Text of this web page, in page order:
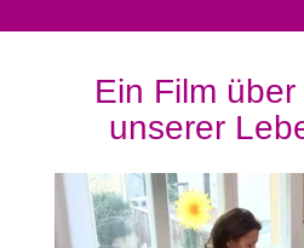
Ein Film
unserer